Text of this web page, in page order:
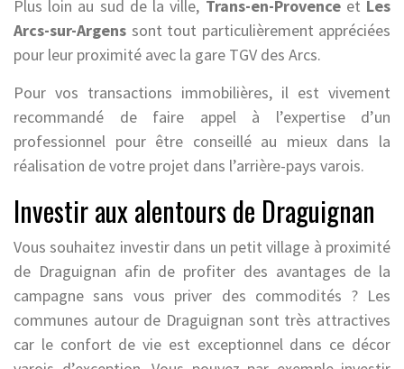
Plus loin au sud de la ville, Trans-en-Provenceet Les
Arcs-sur-Argens sont tout particulièrement appréciées
pour leur proximité avec la gare TGV des Arcs.
Pour vos transactions immobilières, il est vivement
recommandé de faire appel à l’expertise d’un
professionnel pour être conseillé au mieux dans la
réalisation de votre projet dans l’arrière-pays varois.
Investir aux alentours de Draguignan
Vous souhaitez investir dans un petit village à proximité
de Draguignan afin de profiter des avantages de la
campagne sans vous priver des commodités ? Les
communes autour de Draguignan sont très attractives
car le confort de vie est exceptionnel dans ce décor